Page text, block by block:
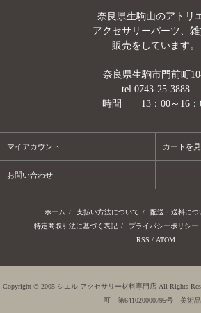
奈良県生駒山のアトリ
アクセサリーパーツ、
販売をしています。
奈良県生駒市門前町
tel 0743-25-3888
時間 13：00～16：
マイアカウント カートを
お問い合わせ
ホーム / 支払い方法について / 配送・送料につ
特定商取引法に基づく表記 / プライバシーポリシー
RSS / ATOM
Copyright © 2005 シエル アクセサリー材料専門店 All Rights
可 第641020000795号 美術品